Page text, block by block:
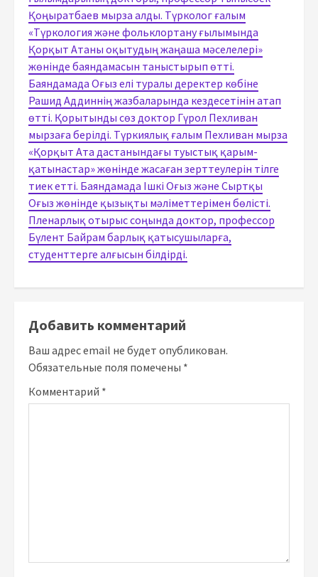
Қоңыратбаев мырза алды. Түрколог ғалым
«Түркология және фольклортану ғылымында
Қорқыт Атаны оқытудың жаңаша мәселелері»
жөнінде баяндамасын таныстырып өтті.
Баяндамада Оғыз елі туралы деректер көбіне
Рашид Аддиннің жазбаларында кездесетінін атап
өтті. Қорытынды сөз доктор Гүрол Пехливан
мырзаға берілді. Түркиялық ғалым Пехливан мырза
«Қорқыт Ата дастанындағы туыстық қарым-
қатынастар» жөнінде жасаған зерттеулерін тілге
тиек етті. Баяндамада Ішкі Оғыз және Сыртқы
Оғыз жөнінде қызықты мәліметтерімен бөлісті.
Пленарлық отырыс соңында доктор, профессор
Бүлент Байрам барлық қатысушыларға,
студенттерге алғысын білдірді.
Добавить комментарий
Ваш адрес email не будет опубликован.
Обязательные поля помечены *
Комментарий *